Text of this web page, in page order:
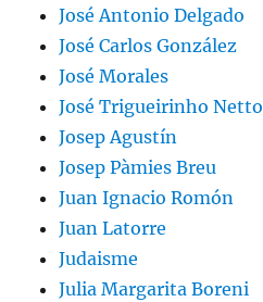
José Antonio Delgado
José Carlos González
José Morales
José Trigueirinho Netto
Josep Agustín
Josep Pàmies Breu
Juan Ignacio Romón
Juan Latorre
Judaisme
Julia Margarita Boreni